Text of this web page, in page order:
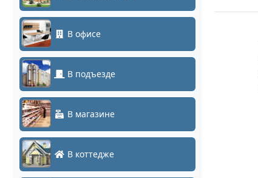
В офисе
В подъезде
В магазине
В коттедже